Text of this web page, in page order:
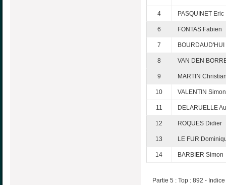
4 PASQUINET Eric
6 FONTAS Fabien
7
8 VAN DEN
9 MARTIN
10 VALENTIN Simon
11 DELARUELLE
12 ROQUES Didier
13 LE FUR
14 BARBIER Simon
Partie 5 : Top : 892 -